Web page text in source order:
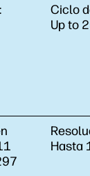
Ciclo
Up to
Hasta